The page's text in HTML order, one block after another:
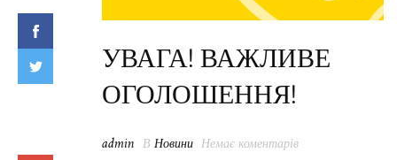
УВАГА! ВАЖЛИВЕ
ОГОЛОШЕННЯ!
admin В Новини Немає коментарів